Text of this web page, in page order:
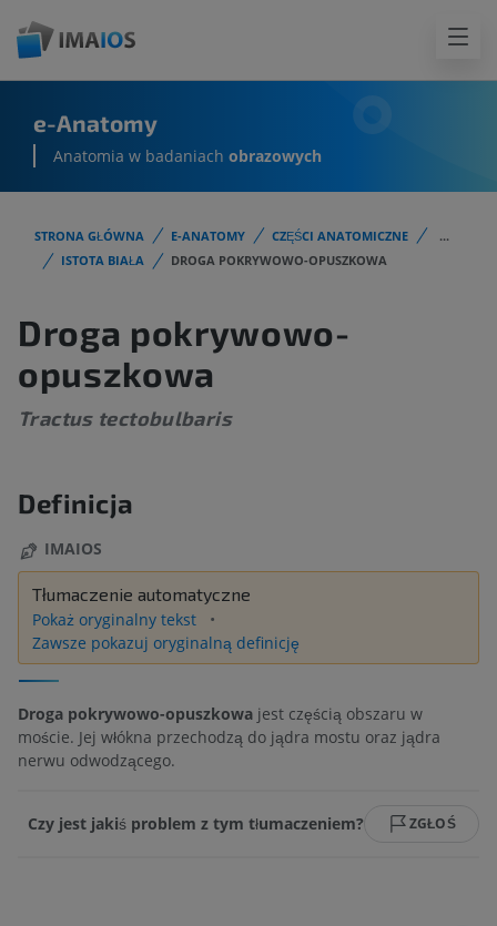
e-Anatomy
Anatomia w badaniach obrazowych
STRONA GŁÓWNA E-ANATOMY CZĘŚCI ANATOMICZNE
...
ISTOTA BIAŁA
DROGA POKRYWOWO-OPUSZKOWA
Droga pokrywowo-
opuszkowa
Tractus tectobulbaris
Definicja
IMAIOS
Tłumaczenie automatyczne
Pokaż oryginalny tekst
Zawsze pokazuj oryginalną definicję
Droga pokrywowo-opuszkowa jest częścią obszaru w
moście. Jej włókna przechodzą do jądra mostu oraz jądra
nerwu odwodzącego.
Czy jest jakiś problem z tym tłumaczeniem? ZGŁOŚ